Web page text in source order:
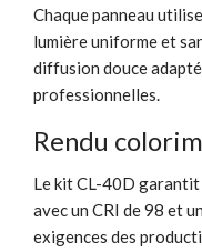
Chaque panneau
lumière uniforme et
diffusion douce
professionnelles.
Rendu
Le kit CL-40D
avec un CRI de 98 et
exigences des